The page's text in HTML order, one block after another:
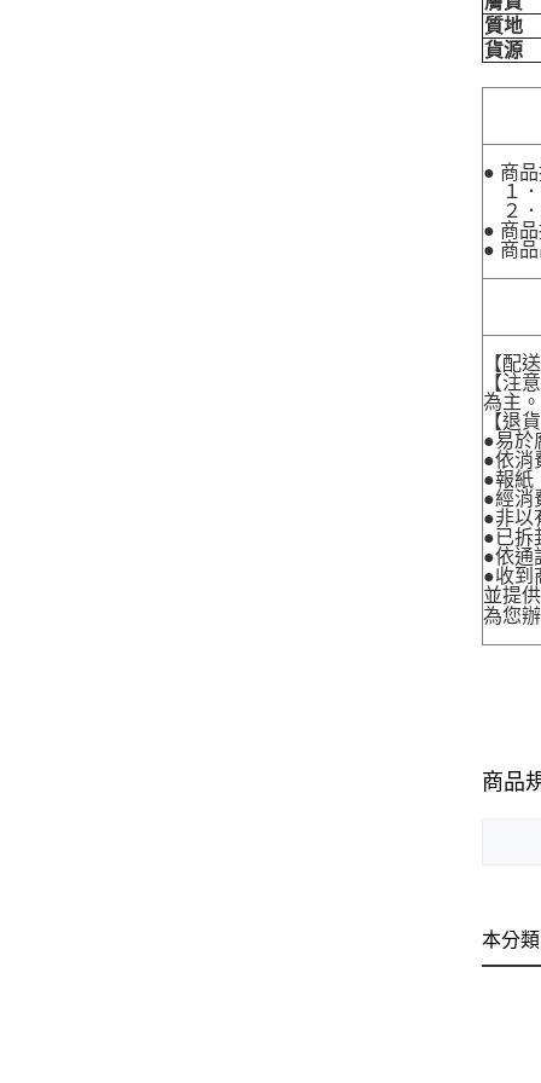
質地
貨源
● 商
１．
２．
● 商
● 商
【配
【注
為主。
【退
●易於
●依消
●報紙
●經消
●非以
●已拆
●依通
●收到
並提
為您
商品
本分